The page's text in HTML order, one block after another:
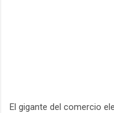
El gigante del comercio